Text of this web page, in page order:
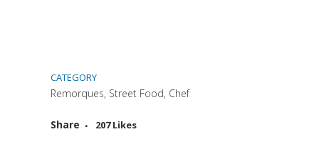
CATEGORY
Remorques, Street Food, Chef
Share Attiva comando
207Likes